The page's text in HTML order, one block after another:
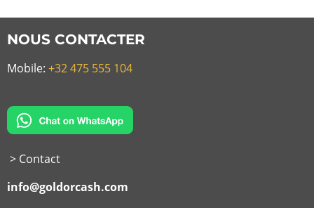
NOUS CONTACTER
Mobile: +32 475 555 104
> Contact
info@goldorcash.com